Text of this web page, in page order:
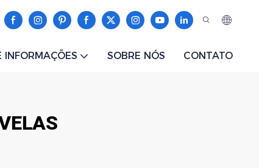
INFORMAÇÕES SOBRE NÓS CONTATO